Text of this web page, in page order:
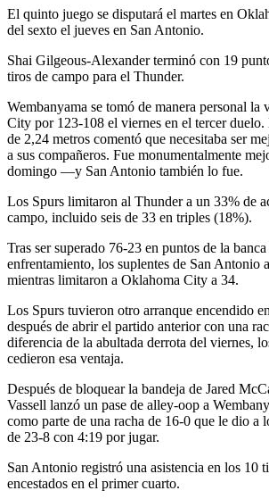
El quinto juego se disputará el martes en
del sexto el jueves en San Antonio.
Shai Gilgeous-Alexander terminó con 19
tiros de campo para el Thunder.
Wembanyama se tomó de manera personal la
City por 123-108 el viernes en el tercer duelo.
de 2,24 metros comentó que necesitaba ser
a sus compañeros. Fue monumentalmente
domingo —y San Antonio también lo fue.
Los Spurs limitaron al Thunder a un 33% de
campo, incluido seis de 33 en triples (18%).
Tras ser superado 76-23 en puntos de la
enfrentamiento, los suplentes de San Antonio
mientras limitaron a Oklahoma City a 34.
Los Spurs tuvieron otro arranque encendido
después de abrir el partido anterior con una
diferencia de la abultada derrota del viernes,
cedieron esa ventaja.
Después de bloquear la bandeja de Jared
Vassell lanzó un pase de alley-oop a
como parte de una racha de 16-0 que le dio a
de 23-8 con 4:19 por jugar.
San Antonio registró una asistencia en los 10
encestados en el primer cuarto.